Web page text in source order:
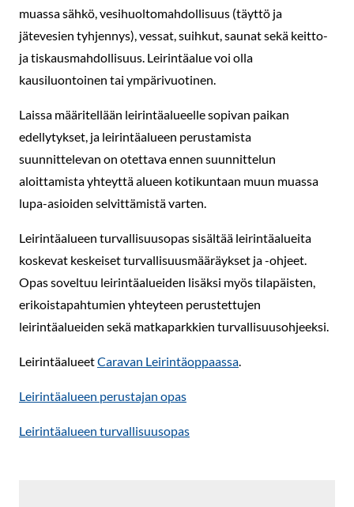
muassa sähkö, vesihuoltomahdollisuus (täyttö ja
jätevesien tyhjennys), vessat, suihkut, saunat sekä keitto-
ja tiskausmahdollisuus. Leirintäalue voi olla
kausiluontoinen tai ympärivuotinen.
Laissa määritellään leirintäalueelle sopivan paikan
edellytykset, ja leirintäalueen perustamista
suunnittelevan on otettava ennen suunnittelun
aloittamista yhteyttä alueen kotikuntaan muun muassa
lupa-asioiden selvittämistä varten.
Leirintäalueen turvallisuusopas sisältää leirintäalueita
koskevat keskeiset turvallisuusmääräykset ja -ohjeet.
Opas soveltuu leirintäalueiden lisäksi myös tilapäisten,
erikoistapahtumien yhteyteen perustettujen
leirintäalueiden sekä matkaparkkien turvallisuusohjeeksi.
LeirintäalueetCaravan Leirintäoppaassa
Leirintäalueen perustajan opas
Leirintäalueen turvallisuusopas